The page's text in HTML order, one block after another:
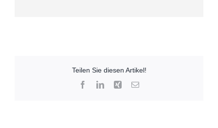
Teilen Sie diesen Artikel!
FacebookLinkedIn
Xing E-